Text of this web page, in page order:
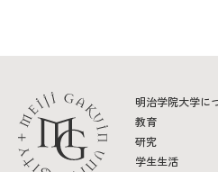
明治学院大学に
教育
研究
学生生活